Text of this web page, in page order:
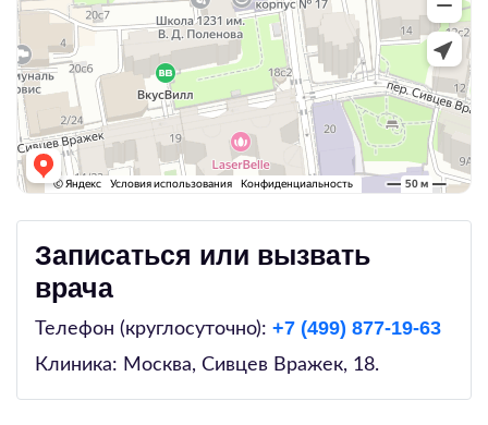
Записаться или вызвать
врача
Телефон (круглосуточно): +7 (499) 877-19-63
Клиника: Москва, Сивцев Вражек, 18.